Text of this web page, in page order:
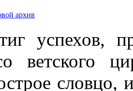
архив
успехов,
ветского
словцо,